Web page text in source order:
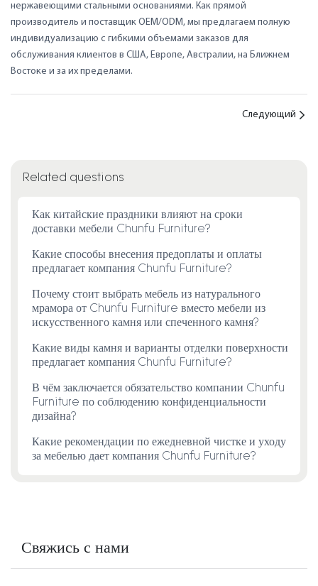
нержавеющими стальными основаниями. Как прямой
производитель и поставщик OEM/ODM, мы предлагаем полную
индивидуализацию с гибкими объемами заказов для
обслуживания клиентов в США, Европе, Австралии, на Ближнем
Востоке и за их пределами.
Следующий
Related questions
Как китайские праздники влияют на сроки
доставки мебели Chunfu Furniture?
Какие способы внесения предоплаты и оплаты
предлагает компания Chunfu Furniture?
Почему стоит выбрать мебель из натурального
мрамора от Chunfu Furniture вместо мебели из
искусственного камня или спеченного камня?
Какие виды камня и варианты отделки поверхности
предлагает компания Chunfu Furniture?
В чём заключается обязательство компании Chunfu
Furniture по соблюдению конфиденциальности
дизайна?
Какие рекомендации по ежедневной чистке и уходу
за мебелью дает компания Chunfu Furniture?
Свяжись с нами